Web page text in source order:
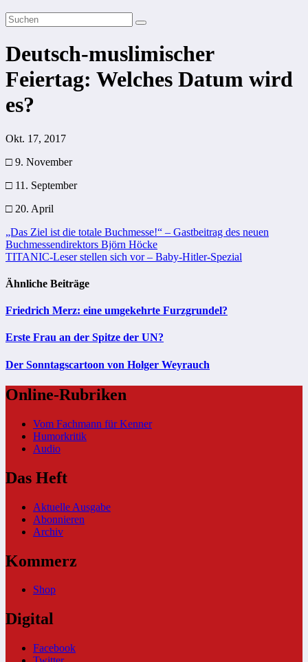
Deutsch-muslimischer
Feiertag: Welches Datum wird
es?
Okt. 17, 2017
□ 9. November
□ 11. September
□ 20. April
Beitragsnavigation
„Das Ziel ist die totale Buchmesse!“ – Gastbeitrag des neuen
Buchmessendirektors Björn Höcke
TITANIC-Leser stellen sich vor – Baby-Hitler-Spezial
Ähnliche Beiträge
Friedrich Merz: eine umgekehrte Furzgrundel?
Erste Frau an der Spitze der UN?
Der Sonntagscartoon von Holger Weyrauch
Online-Rubriken
Vom Fachmann für Kenner
Humorkritik
Audio
Das Heft
Aktuelle Ausgabe
Abonnieren
Archiv
Kommerz
Shop
Digital
Facebook